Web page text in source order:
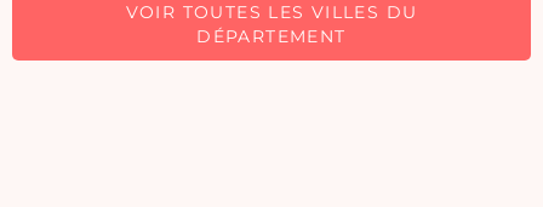
VOIR TOUTES LES VILLES DU
DÉPARTEMENT